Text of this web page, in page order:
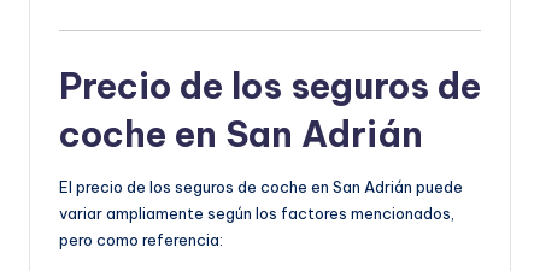
Precio de los seguros de
coche en San Adrián
El precio de los seguros de coche en San Adrián puede
variar ampliamente según los factores mencionados,
pero como referencia: